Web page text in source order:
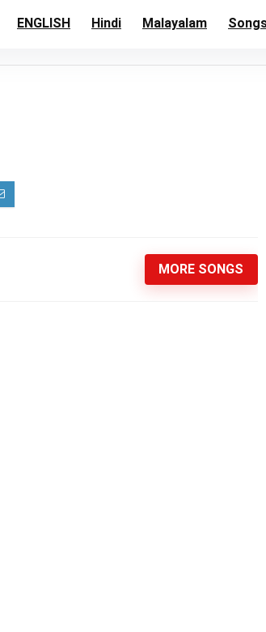
ENGLISH Hindi Malayalam
MORE SONGS